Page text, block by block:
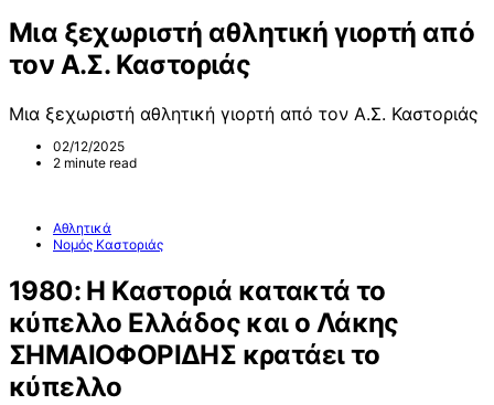
Μια ξεχωριστή αθλητική γιορτή από
τον Α.Σ. Καστοριάς
Μια ξεχωριστή αθλητική γιορτή από τον Α.Σ. Καστοριάς
02/12/2025
2 minute read
Αθλητικά
Νομός Καστοριάς
1980: Η Καστοριά κατακτά το
κύπελλο Ελλάδος και ο Λάκης
ΣΗΜΑΙΟΦΟΡΙΔΗΣ κρατάει το
κύπελλο